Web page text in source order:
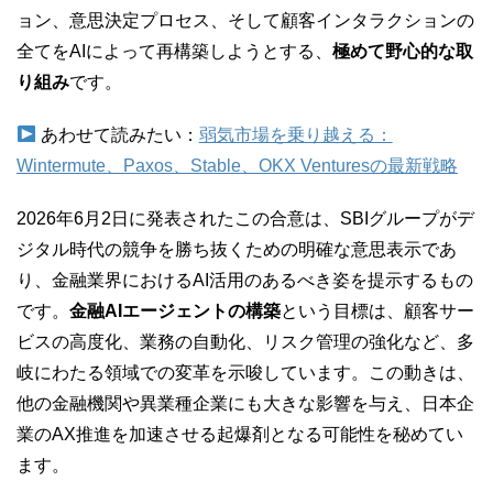
ョン、意思決定プロセス、そして顧客インタラクションの
全てをAIによって再構築しようとする、 極めて野心的な取
り組みです。
あわせて読みたい： 弱気市場を乗り越える：
Wintermute、Paxos、Stable、OKX Venturesの最新戦略
2026年6月2日に発表されたこの合意は、SBIグループがデ
ジタル時代の競争を勝ち抜くための明確な意思表示であ
り、金融業界におけるAI活用のあるべき姿を提示するもの
です。 金融AIエージェントの構築という目標は、顧客サー
ビスの高度化、業務の自動化、リスク管理の強化など、多
岐にわたる領域での変革を示唆しています。この動きは、
他の金融機関や異業種企業にも大きな影響を与え、日本企
業のAX推進を加速させる起爆剤となる可能性を秘めてい
ます。